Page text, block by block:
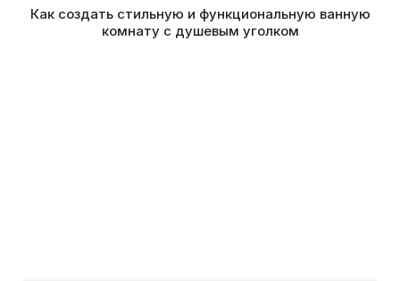
Как создать стильную и функциональную ванную
комнату с душевым уголком